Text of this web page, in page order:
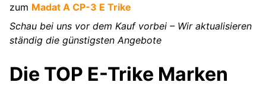
zum Madat A CP-3 E Trike
Schau bei uns vor dem Kauf vorbei – Wir aktualisieren
ständig die günstigsten Angebote
Die TOP E-Trike Marken